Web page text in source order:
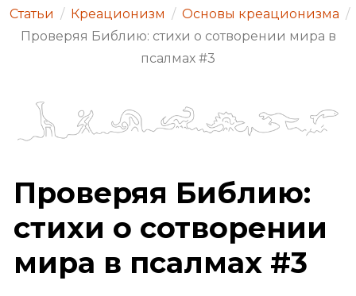
Статьи / Креационизм / Основы креационизма /
Проверяя Библию: стихи о сотворении мира в
псалмах #3
Проверяя Библию:
стихи о сотворении
мира в псалмах #3